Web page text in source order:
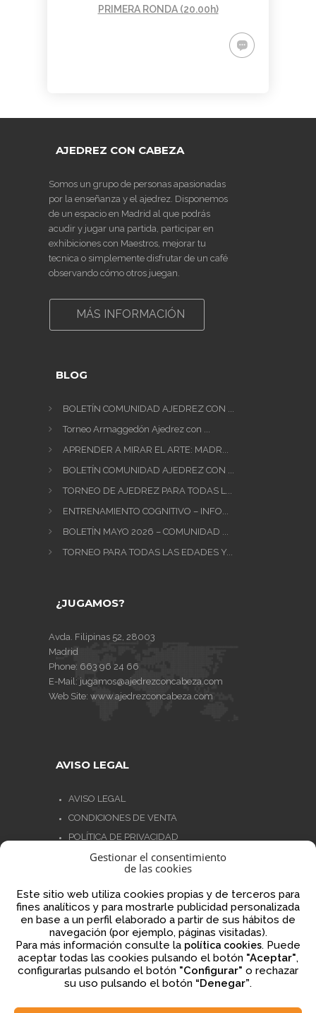
Gestionar el consentimiento
de las cookies
Este sitio web utiliza cookies propias y de terceros para
fines analíticos y para mostrarle publicidad personalizada
en base a un perfil elaborado a partir de sus hábitos de
navegación (por ejemplo, páginas visitadas).
Para más información consulte la política cookies. Puede
aceptar todas las cookies pulsando el botón "Aceptar",
configurarlas pulsando el botón "Configurar" o rechazar
su uso pulsando el botón “Denegar”.
PRIMERA RONDA (20.00h)
AJEDREZ CON CABEZA
Somos un grupo de personas apasionadas
por la enseñanza y el ajedrez. Disponemos
de un espacio en Madrid al que podrás
acudir y jugar una partida, participar en
exhibiciones con Maestros, mejorar tu
tecnica o simplemente disfrutar de un café
observando cómo otros juegan.
MÁS INFORMACIÓN
BLOG
BOLETÍN COMUNIDAD AJEDREZ CON ...
Torneo Armaggedón Ajedrez con ...
APRENDER A MIRAR EL ARTE: MADR...
BOLETÍN COMUNIDAD AJEDREZ CON ...
TORNEO DE AJEDREZ PARA TODAS L...
ENTRENAMIENTO COGNITIVO – INFO...
BOLETÍN MAYO 2026 – COMUNIDAD ...
TORNEO PARA TODAS LAS EDADES Y...
¿JUGAMOS?
Avda. Filipinas 52, 28003
Madrid
Phone: 663 96 24 66
E-Mail: jugamos@ajedrezconcabeza.com
Web Site: www.ajedrezconcabeza.com
AVISO LEGAL
AVISO LEGAL
CONDICIONES DE VENTA
POLÍTICA DE PRIVACIDAD
POLÍTICA DE COOKIES
NORMATIVA AJEDREZ CON CABEZA
Financiado por la Unión Europea – NextGenerationEU